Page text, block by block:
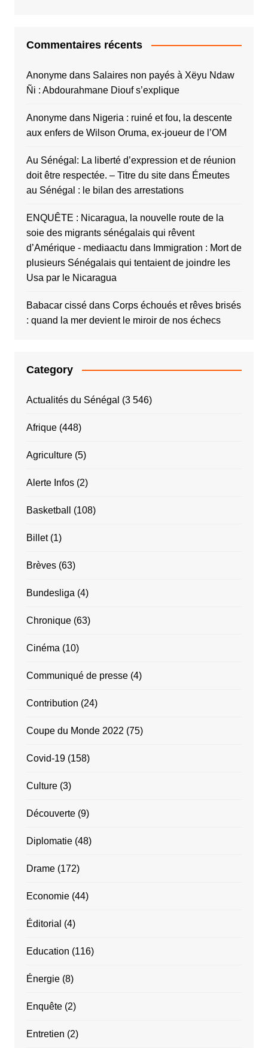
Commentaires récents
Anonymedans Salaires non payés à Xëyu Ndaw
Ñi : Abdourahmane Diouf s’explique
Anonymedans Nigeria : ruiné et fou, la descente
aux enfers de Wilson Oruma, ex-joueur de l’OM
Au Sénégal: La liberté d’expression et de réunion
doit être respectée. – Titre du sitedans Émeutes
au Sénégal : le bilan des arrestations
ENQUÊTE : Nicaragua, la nouvelle route de la
soie des migrants sénégalais qui rêvent
d’Amérique - mediaactu dans Immigration : Mort de
plusieurs Sénégalais qui tentaient de joindre les
Usa par le Nicaragua
Babacar cissédans Corps échoués et rêves brisés
: quand la mer devient le miroir de nos échecs
Category
Actualités du Sénégal (3 546)
Afrique(448)
Agriculture(5)
Alerte Infos(2)
Basketball (108)
Billet(1)
Brèves(63)
Bundesliga (4)
Chronique(63)
Cinéma (10)
Communiqué de presse(4)
Contribution (24)
Coupe du Monde 2022 (75)
Covid-19(158)
Culture(3)
Découverte(9)
Diplomatie(48)
Drame(172)
Economie(44)
Éditorial (4)
Education (116)
Énergie(8)
Enquête(2)
Entretien (2)